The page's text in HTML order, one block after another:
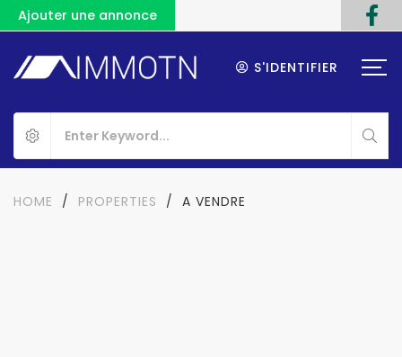
Ajouter une annonce
S'IDENTIFIER
HOME / PROPERTIES / A VENDRE